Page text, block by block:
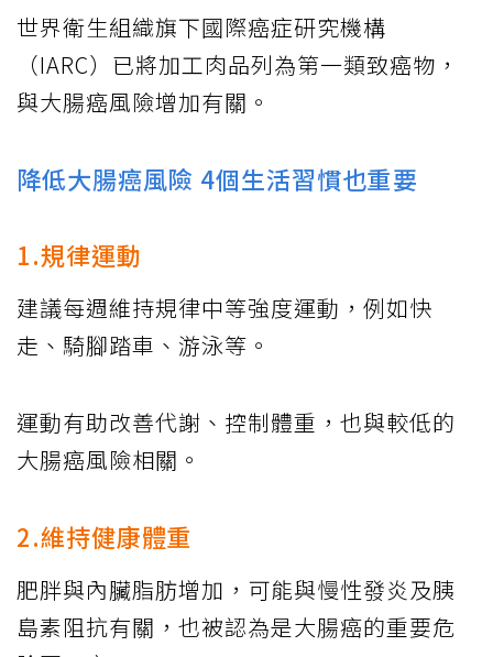
世界衛生組織旗下國際癌症研究機構
（IARC）已將加工肉品列為第一類致癌物，
與大腸癌風險增加有關。
降低大腸癌風險 4個生活習慣也重要
1.規律運動
建議每週維持規律中等強度運動，例如快
走、騎腳踏車、游泳等。
運動有助改善代謝、控制體重，也與較低的
大腸癌風險相關。
2.維持健康體重
肥胖與內臟脂肪增加，可能與慢性發炎及胰
島素阻抗有關，也被認為是大腸癌的重要危